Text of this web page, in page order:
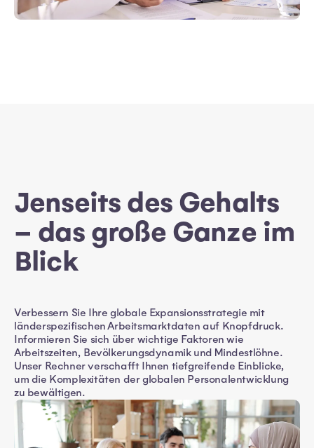
Jenseits des Gehalts
– das große Ganze im
Blick
Verbessern Sie Ihre globale Expansionsstrategie mit
länderspezifischen Arbeitsmarktdaten auf Knopfdruck.
Informieren Sie sich über wichtige Faktoren wie
Arbeitszeiten, Bevölkerungsdynamik und Mindestlöhne.
Unser Rechner verschafft Ihnen tiefgreifende Einblicke,
um die Komplexitäten der globalen Personalentwicklung
zu bewältigen.